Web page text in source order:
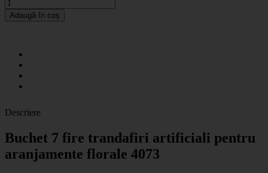
Adaugă în coș
Descriere
Buchet 7 fire trandafiri artificiali pentru
aranjamente florale 4073